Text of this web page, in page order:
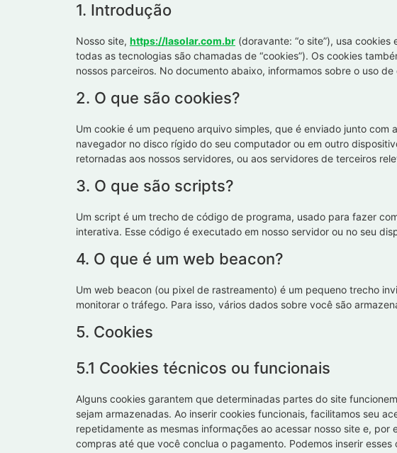
1. Introdução
Nosso site, https://lasolar.com.br (doravante: “o site”), usa
todas as tecnologias são chamadas de “cookies”). Os cookies
nossos parceiros. No documento abaixo, informamos sobre o uso de
2. O que são cookies?
Um cookie é um pequeno arquivo simples, que é enviado junto com
navegador no disco rígido do seu computador ou em outro
retornadas aos nossos servidores, ou aos servidores de terceiros
3. O que são scripts?
Um script é um trecho de código de programa, usado para fazer
interativa. Esse código é executado em nosso servidor ou no seu
4. O que é um web beacon?
Um web beacon (ou pixel de rastreamento) é um pequeno trecho
monitorar o tráfego. Para isso, vários dados sobre você são
5. Cookies
5.1 Cookies técnicos ou funcionais
Alguns cookies garantem que determinadas partes do site
sejam armazenadas. Ao inserir cookies funcionais, facilitamos seu
repetidamente as mesmas informações ao acessar nosso site e,
compras até que você conclua o pagamento. Podemos inserir esses